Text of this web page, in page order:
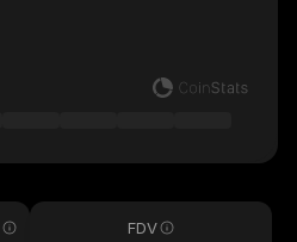
FDV